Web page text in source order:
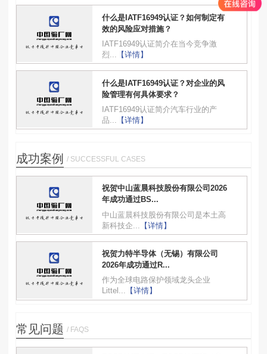
什么是IATF16949认证？如何制定有
效的风险应对措施？
IATF16949认证简介在当今竞争激
烈...
【详情】
什么是IATF16949认证？对企业的风
险管理有何具体要求？
IATF16949认证简介汽车行业的产
品...
【详情】
成功案例 / SUCCESSFUL CASES
祝贺中山蓝晨科技股份有限公司2026
年成功通过BS...
中山蓝晨科技股份有限公司是本土高
新科技企...
【详情】
祝贺力特半导体（无锡）有限公司
2026年成功通过R...
作为全球电路保护领域龙头企业
Littel... 【详情】
常见问题 / FAQS